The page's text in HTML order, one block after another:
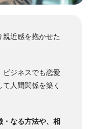
近感を抱かせた
ビジネスでも恋愛
人間関係を築く
・なる方法や、相